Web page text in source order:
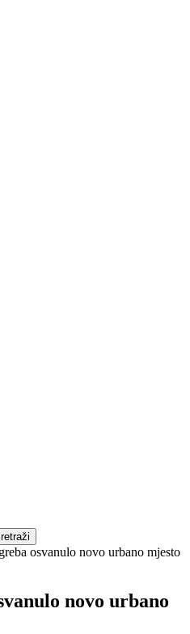
osvanulo novo urbano mjesto
novo urbano